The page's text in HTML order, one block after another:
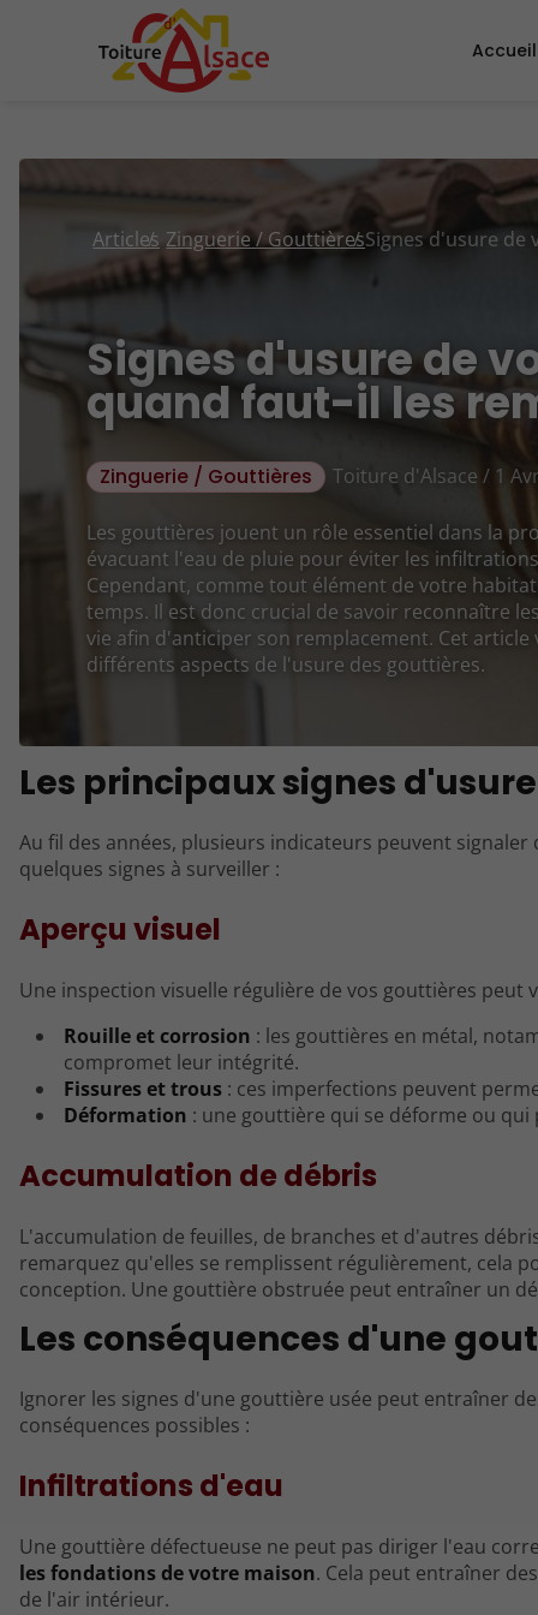
Accueil
Articles Zinguerie / Gouttières
Signes d'usure de
quand faut-il les
Zinguerie / Gouttières Toiture d'Alsace / 1
Les gouttières jouent un rôle essentiel dans la
évacuant l'eau de pluie pour éviter les
Cependant, comme tout élément de votre
temps. Il est donc crucial de savoir reconnaître
vie afin d'anticiper son remplacement. Cet article
différents aspects de l'usure des gouttières.
Les principaux signes
Au fil des années, plusieurs indicateurs peuvent signaler
quelques signes à surveiller :
Aperçu visuel
Une inspection visuelle régulière de vos gouttières
Rouille et corrosion : les gouttières en métal,
compromet leur intégrité.
Fissures et trous : ces imperfections peuvent
Déformation : une gouttière qui se déforme ou
Accumulation de débris
L'accumulation de feuilles, de branches et d'autres
remarquez qu'elles se remplissent régulièrement, cela
conception. Une gouttière obstruée peut entraîner un
Les conséquences d'une
Ignorer les signes d'une gouttière usée peut entraîner
conséquences possibles :
Infiltrations d'eau
Une gouttière défectueuse ne peut pas diriger l'eau
les fondations de votre maison. Cela peut entraîner
de l'air intérieur.